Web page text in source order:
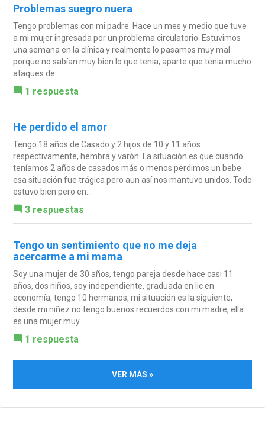
Problemas suegro nuera
Tengo problemas con mi padre. Hace un mes y medio que tuve
a mi mujer ingresada por un problema circulatorio. Estuvimos
una semana en la clínica y realmente lo pasamos muy mal
porque no sabían muy bien lo que tenia, aparte que tenia mucho
ataques de...
1 respuesta
He perdido el amor
Tengo 18 años de Casado y 2 hijos de 10 y 11 años
respectivamente, hembra y varón. La situación es que cuando
teníamos 2 años de casados más o menos perdimos un bebe
esa situación fue trágica pero aun así nos mantuvo unidos. Todo
estuvo bien pero en...
3 respuestas
Tengo un sentimiento que no me deja
acercarme a mi mama
Soy una mujer de 30 años, tengo pareja desde hace casi 11
años, dos niños, soy independiente, graduada en lic en
economía, tengo 10 hermanos, mi situación es la siguiente,
desde mi niñez no tengo buenos recuerdos con mi madre, ella
es una mujer muy...
1 respuesta
VER MÁS »